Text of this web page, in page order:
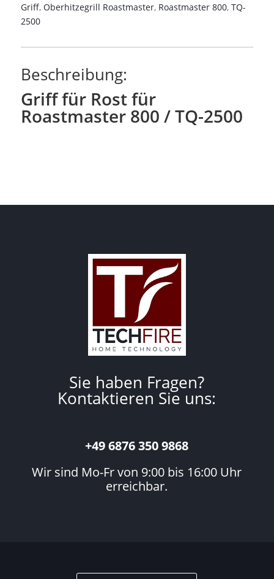
/
TQ-
Menge
Griff, Oberhitzegrill Roastmaster, Roastmaster 800, TQ-
2500
Beschreibung:
Griff für Rost für
Roastmaster 800 / TQ-2500
Sie haben Fragen?
Kontaktieren Sie uns:
+49 6876 350 9868
Wir sind Mo-Fr von 9:00 bis 16:00 Uhr
erreichbar.